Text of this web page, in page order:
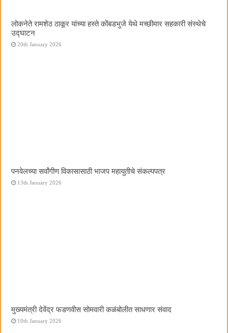
लोकनेते रामशेठ ठाकूर यांच्या हस्ते कोंबडभुजे येथे मच्छीमार सहकारी संस्थेचे
उद्घाटन
20th January 2026
पनवेलच्या सर्वांगीण विकासासाठी भाजप महायुतीचे संकल्पपत्र
13th January 2026
मुख्यमंत्री देवेंद्र फडणवीस सोमवारी कळंबोलीत साधणार संवाद
10th January 2026